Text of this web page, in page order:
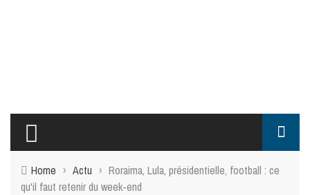
Home › Actu › Roraima, Lula, présidentielle, football : ce
qu'il faut retenir du week-end